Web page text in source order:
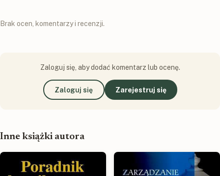
Brak ocen, komentarzy i recenzji.
Zaloguj się, aby dodać komentarz lub ocenę.
Zaloguj się Zarejestruj się
Inne książki autora